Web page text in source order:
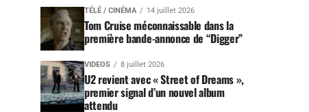
TÉLÉ / CINÉMA 14 juillet 2026
Tom Cruise méconnaissable dans la
première bande-annonce de “Digger”
VIDEOS 8 juillet 2026
U2 revient avec « Street of Dreams »,
premier signal d’un nouvel album
attendu